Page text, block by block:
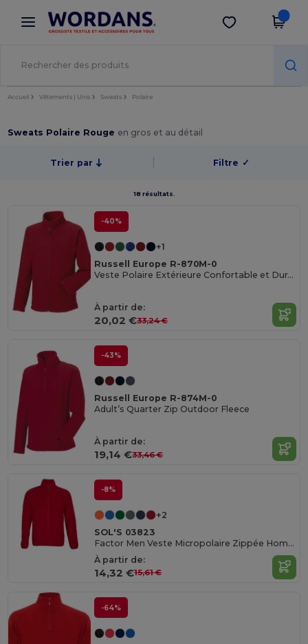
× Appli Wordans
Meilleurs prix sur l’app !
Obtenir l'appli
Accueil Vêtements | Unis Sweats Polaire
Sweats Polaire Rouge en gros et au détail
Trier par Filtre ✓
18 résultats.
-40%
+1
Russell Europe R-870M-0
Veste Polaire Extérieure Confortable et Durable
À partir de:
20,02 €33,24 €
-43%
Russell Europe R-874M-0
Adult’s Quarter Zip Outdoor Fleece
À partir de:
19,14 €33,46 €
-8%
+2
SOL'S 03823
Factor Men Veste Micropolaire Zippée Homme
À partir de:
14,32 €15,61 €
-64%